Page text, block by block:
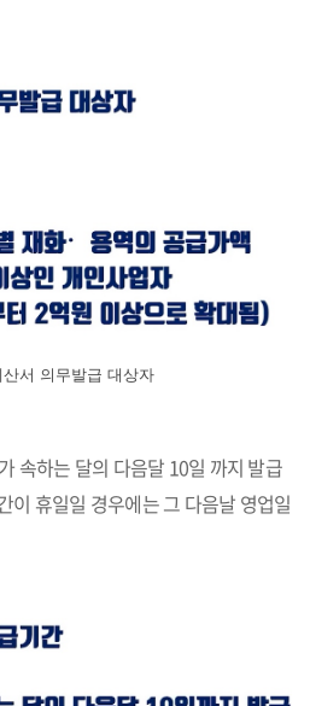
산서 의무발급 대상자
속하는 달의 다음달 10일 까지 발급
이 휴일일 경우에는 그 다음날 영업일